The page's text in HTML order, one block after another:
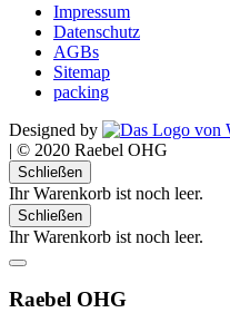
Impressum
Datenschutz
AGBs
Sitemap
packing
Designed by
| © 2020 Raebel OHG
Schließen
Ihr Warenkorb ist noch leer.
Schließen
Ihr Warenkorb ist noch leer.
Raebel OHG